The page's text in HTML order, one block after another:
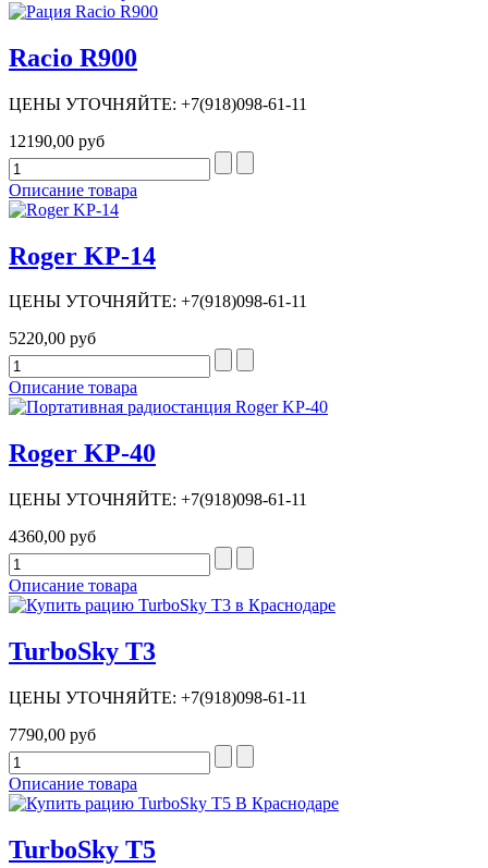
Racio R900
ЦЕНЫ УТОЧНЯЙТЕ: +7(918)098-61-11
12190,00 руб
Описание товара
Roger KP-14
ЦЕНЫ УТОЧНЯЙТЕ: +7(918)098-61-11
5220,00 руб
Описание товара
Roger KP-40
ЦЕНЫ УТОЧНЯЙТЕ: +7(918)098-61-11
4360,00 руб
Описание товара
TurboSky T3
ЦЕНЫ УТОЧНЯЙТЕ: +7(918)098-61-11
7790,00 руб
Описание товара
TurboSky T5